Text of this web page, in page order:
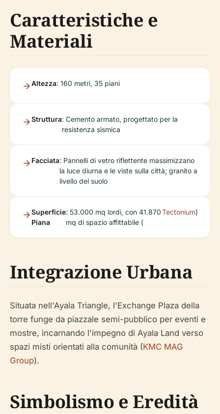
Caratteristiche e
Materiali
Altezza: 160 metri, 35 piani
Struttura: Cemento armato, progettato per la
resistenza sismica
Facciata: Pannelli di vetro riflettente massimizzano
la luce diurna e le viste sulla città; granito a
livello del suolo
Superficie
Piana
: 53.000 mq lordi, con 41.870
mq di spazio affittabile (
Tectonium)
Integrazione Urbana
Situata nell'Ayala Triangle, l'Exchange Plaza della
torre funge da piazzale semi-pubblico per eventi e
mostre, incarnando l'impegno di Ayala Land verso
spazi misti orientati alla comunità (KMC MAG
Group).
Simbolismo e Eredità